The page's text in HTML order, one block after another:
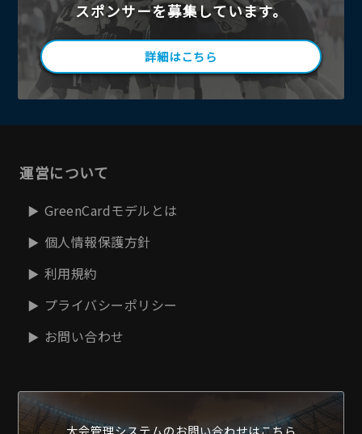
スポンサーを募集しています。
詳細はこちら
運営について
GreenCardモデルとは
個人情報保護方針
利用規約
プライバシーポリシー
お問い合わせ
大会管理システムのお問い合わせはこちら